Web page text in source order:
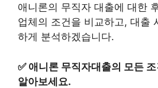
애니론의 무직자 대출에 대한
업체의 조건을 비교하고, 대출
하게 분석하겠습니다.
✅ 애니론 무직자대출의 모든
알아보세요.